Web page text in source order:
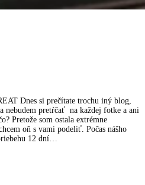
Dnes si prečítate trochu iný blog,
nebudem pretŕčať na každej fotke a ani
Pretože som ostala extrémne
oň s vami podeliť. Počas nášho
12 dní…